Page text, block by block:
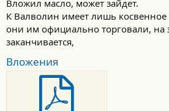
Вложил масло, может зайдет.
К Валволин имеет лишь
они им официально торговали, на
заканчивается,
Вложения